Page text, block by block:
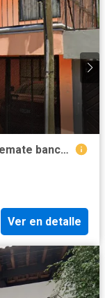
Oportunidad para inversionistas – Remate bancario
Ver en detalle